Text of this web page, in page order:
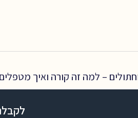
– למה זה קורה ואיך